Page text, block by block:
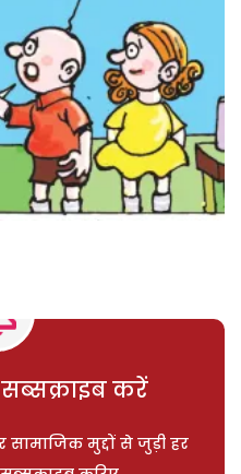
करें
मुद्दों से जुड़ी हर